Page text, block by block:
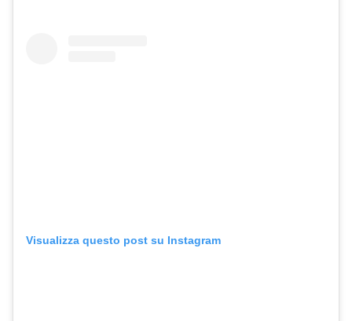
Visualizza questo post su Instagram